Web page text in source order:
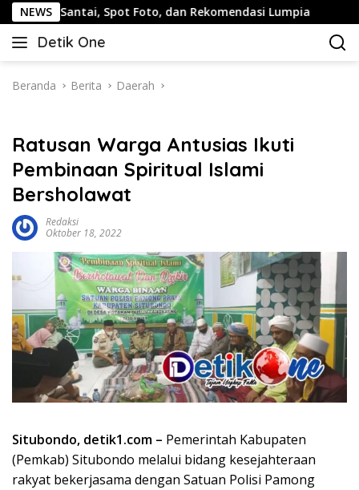
Langsung
ke
konten
NEWS
Spot Foto, dan Rekomendasi Lumpia Panduan
Detik One
Tajam
Fakta
Beranda Berita Daerah
Ratusan Warga Antusias Ikuti
Pembinaan Spiritual Islami
Bersholawat
Redaksi
Oktober 18, 2022
Situbondo, detik1.com – Pemerintah Kabupaten
(Pemkab) Situbondo melalui bidang kesejahteraan
rakyat bekerjasama dengan Satuan Polisi Pamong